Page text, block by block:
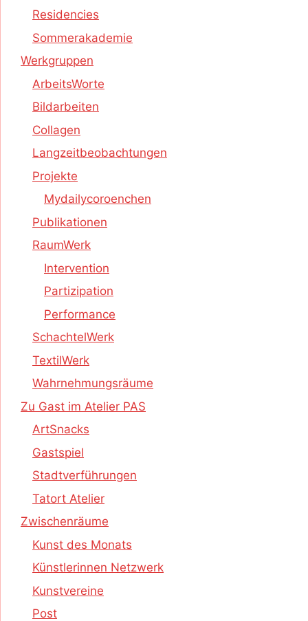
Residencies
Sommerakademie
Werkgruppen
ArbeitsWorte
Bildarbeiten
Collagen
Langzeitbeobachtungen
Projekte
Mydailycoroenchen
Publikationen
RaumWerk
Intervention
Partizipation
Performance
SchachtelWerk
TextilWerk
Wahrnehmungsräume
Zu Gast im Atelier PAS
ArtSnacks
Gastspiel
Stadtverführungen
Tatort Atelier
Zwischenräume
Kunst des Monats
Künstlerinnen Netzwerk
Kunstvereine
Post